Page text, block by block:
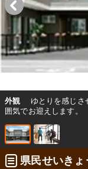
外観
ゆとりを感じさ
囲気でお迎えします。
県民せいきょ